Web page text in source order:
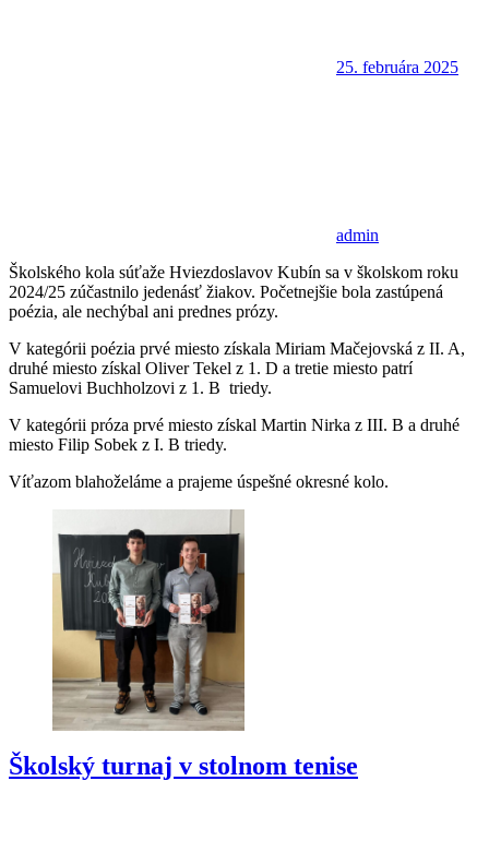
25. februára 2025
admin
Školského kola súťaže Hviezdoslavov Kubín sa v školskom roku
2024/25 zúčastnilo jedenásť žiakov. Početnejšie bola zastúpená
poézia, ale nechýbal ani prednes prózy.
V kategórii poézia prvé miesto získala Miriam Mačejovská z II. A,
druhé miesto získal Oliver Tekel z 1. D a tretie miesto patrí
Samuelovi Buchholzovi z 1. B triedy.
V kategórii próza prvé miesto získal Martin Nirka z III. B a druhé
miesto Filip Sobek z I. B triedy.
Víťazom blahoželáme a prajeme úspešné okresné kolo.
Školský turnaj v stolnom tenise